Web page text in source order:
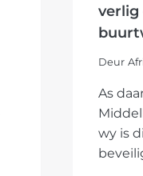
verlig
Deur
As
wy is